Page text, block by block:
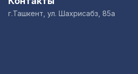
г.Ташкент, ул. Шахрисабз, 85а